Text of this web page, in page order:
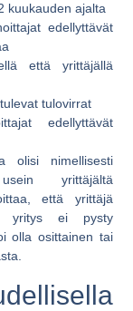
kuukauden ajalta
edellyttävät
että yrittäjällä
tulovirrat
edellyttävät
olisi nimellisesti
yrittäjältä
että yrittäjä
yritys ei pysty
olla osittainen tai